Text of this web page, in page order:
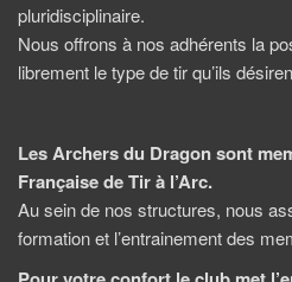
pluridisciplinaire.
Nous offrons à nos adhérents la
librement le type de tir qu’ils
Les Archers du Dragon sont
Française de Tir à l’Arc.
Au sein de nos structures, nous
formation et l’entrainement des